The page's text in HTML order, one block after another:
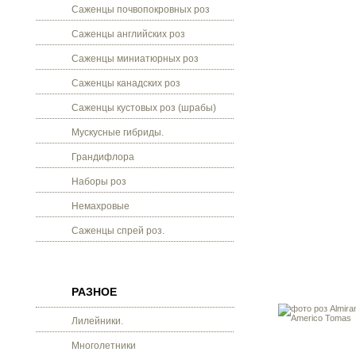
Саженцы почвопокровных роз
Саженцы английских роз
Саженцы миниатюрных роз
Саженцы канадских роз
Саженцы кустовых роз (шрабы)
Мускусные гибриды.
Грандифлора
Наборы роз
Немахровые
Саженцы спрей роз.
РАЗНОЕ
Лилейники.
Многолетники